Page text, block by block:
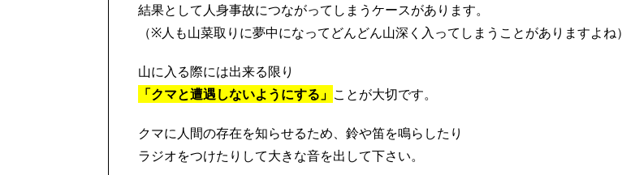
結果として人身事故につながってしまうケースがあります。
（※人も山菜取りに夢中になってどんどん山深く入ってしまうことがありますよね）
山に入る際には出来る限り
「クマと遭遇しないようにする」 ことが大切です。
クマに人間の存在を知らせるため、鈴や笛を鳴らしたり
ラジオをつけたりして大きな音を出して下さい。